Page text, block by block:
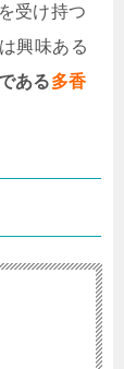
受け持つ
興味ある
ある多香